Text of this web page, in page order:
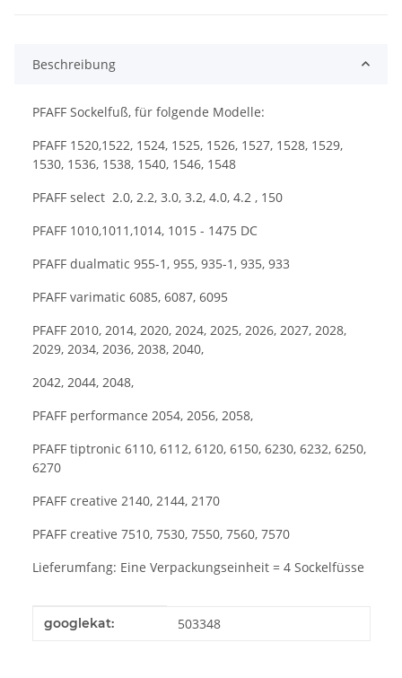
Beschreibung
PFAFF Sockelfuß, für folgende Modelle:
PFAFF 1520,1522, 1524, 1525, 1526, 1527, 1528, 1529,
1530, 1536, 1538, 1540, 1546, 1548
PFAFF select 2.0, 2.2, 3.0, 3.2, 4.0, 4.2 , 150
PFAFF 1010,1011,1014, 1015 - 1475 DC
PFAFF dualmatic 955-1, 955, 935-1, 935, 933
PFAFF varimatic 6085, 6087, 6095
PFAFF 2010, 2014, 2020, 2024, 2025, 2026, 2027, 2028,
2029, 2034, 2036, 2038, 2040,
2042, 2044, 2048,
PFAFF performance 2054, 2056, 2058,
PFAFF tiptronic 6110, 6112, 6120, 6150, 6230, 6232, 6250,
6270
PFAFF creative 2140, 2144, 2170
PFAFF creative 7510, 7530, 7550, 7560, 7570
Lieferumfang: Eine Verpackungseinheit = 4 Sockelfüsse
Produkteigenschaft
Wert
googlekat: 503348